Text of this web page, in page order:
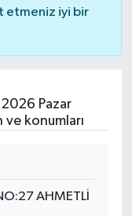
etmeniz iyi bir
Pazar
konumları
AHMETLİ